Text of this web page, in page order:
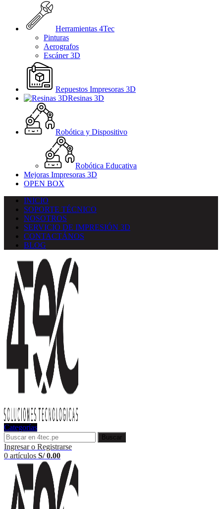
Herramientas 4Tec
Pinturas
Aerografos
Escáner 3D
Repuestos Impresoras 3D
Resinas 3D
Robótica y Dispositivo
Robótica Educativa
Mejoras Impresoras 3D
OPEN BOX
INICIO
SOPORTE TÉCNICO
NOSOTROS
SERVICIO DE IMPRESIÓN 3D
CONTACTÁNOS
BLOG
Categorías
Buscar
Ingresar o Registrarse
0 artículos S/0.00